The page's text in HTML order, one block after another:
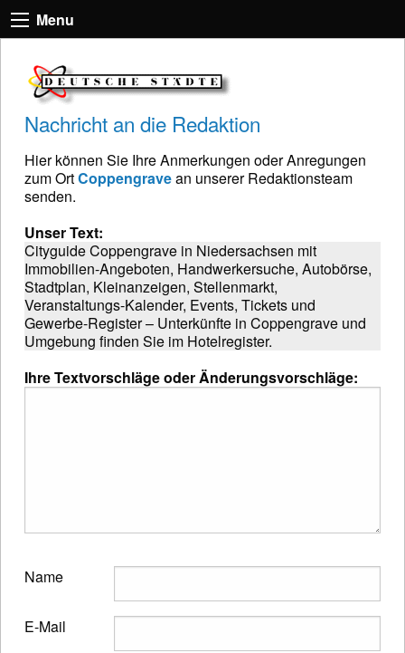
Menu
Nachricht an die Redaktion
Hier können Sie Ihre Anmerkungen oder Anregungen
zum OrtCoppengravean unserer Redaktionsteam
senden.
Unser Text:
Cityguide Coppengrave in Niedersachsen mit
Immobilien-Angeboten, Handwerkersuche, Autobörse,
Stadtplan, Kleinanzeigen, Stellenmarkt,
Veranstaltungs-Kalender, Events, Tickets und
Gewerbe-Register – Unterkünfte in Coppengrave und
Umgebung finden Sie im Hotelregister.
Ihre Textvorschläge oder Änderungsvorschläge:
Name
E-Mail